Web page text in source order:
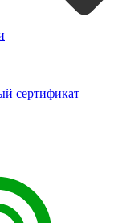
сертификат